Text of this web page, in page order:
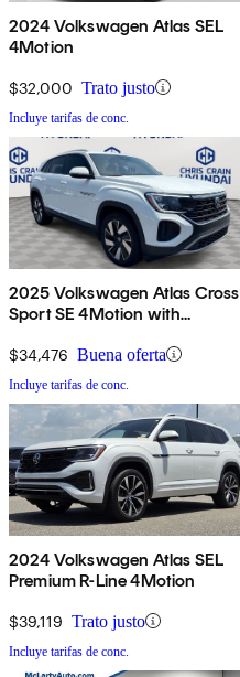
2024 Volkswagen Atlas SEL
4Motion
$32,000 Trato justo
Incluye tarifas de conc.
2025 Volkswagen Atlas Cross
Sport SE 4Motion with
$34,476 Buena oferta
Incluye tarifas de conc.
2024 Volkswagen Atlas SEL
Premium R-Line 4Motion
$39,119 Trato justo
Incluye tarifas de conc.